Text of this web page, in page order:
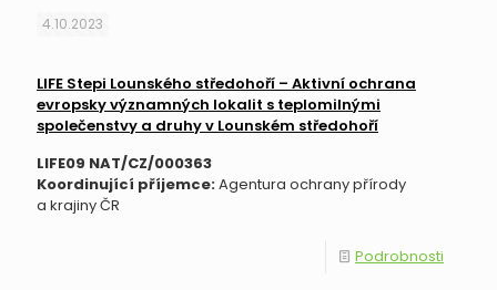
4.10.2023
LIFE Stepi Lounského středohoří – Aktivní ochrana
evropsky významných lokalit s teplomilnými
společenstvy a druhy v Lounském středohoří
LIFE09 NAT/CZ/000363
Koordinující příjemce:Agentura ochrany přírody
a krajiny ČR
Podrobnosti